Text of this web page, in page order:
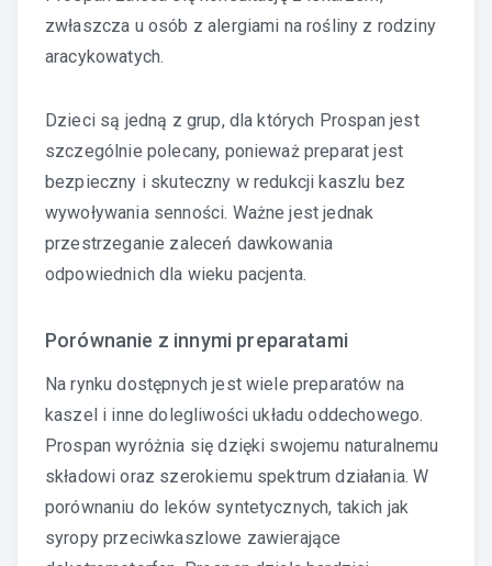
zwłaszcza u osób z alergiami na rośliny z rodziny
aracykowatych.
Dzieci są jedną z grup, dla których Prospan jest
szczególnie polecany, ponieważ preparat jest
bezpieczny i skuteczny w redukcji kaszlu bez
wywoływania senności. Ważne jest jednak
przestrzeganie zaleceń dawkowania
odpowiednich dla wieku pacjenta.
Porównanie z innymi preparatami
Na rynku dostępnych jest wiele preparatów na
kaszel i inne dolegliwości układu oddechowego.
Prospan wyróżnia się dzięki swojemu naturalnemu
składowi oraz szerokiemu spektrum działania. W
porównaniu do leków syntetycznych, takich jak
syropy przeciwkaszlowe zawierające